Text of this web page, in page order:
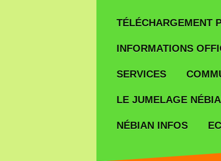
TÉLÉCHARGEMENT
INFORMATIONS
SERVICES
LE JUMELAGE
NÉBIAN INFOS